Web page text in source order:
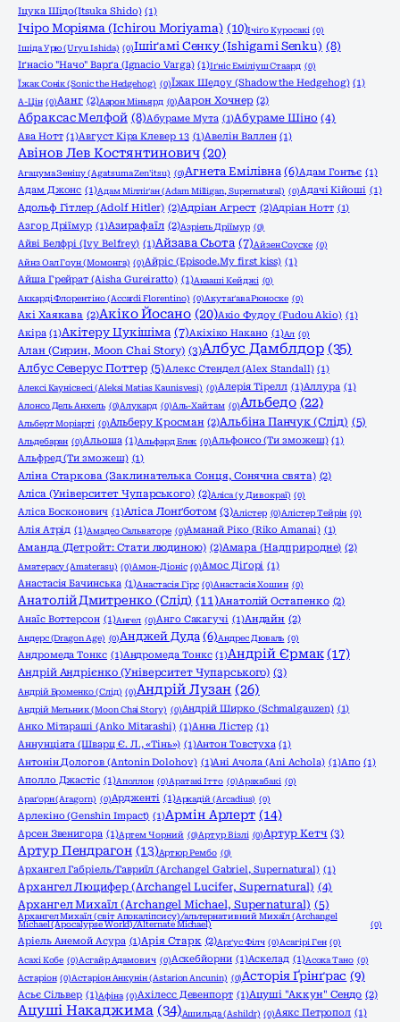
Іцука Шідо(Itsuka Shido) (1)
Ічіро Моріяма (Ichirou Moriyama) (10)Ічіґо Куросакі (0)
Ішіда Урю (Uryu Ishida) (0)Ішіґамі Сенку (Ishigami Senku) (8)
Іґнасіо "Начо" Варґа (Ignacio Varga) (1)Іґніс Еміліуш Стаард (0)
Їжак Сонік (Sonic the Hedgehog) (0)Їжак Шедоу (Shadow the Hedgehog) (1)
А-Цін (0)Аанг (2)Аарон Міньярд (0)Аарон Хочнер (2)
Абраксас Мелфой (8)Абураме Мута (1)Абураме Шіно (4)
Ава Нотт (1)Август Кіра Клевер 13 (1)Авелін Валлен (1)
Авінов Лев Костянтинович (20)
Агацума Зеніцу (Agatsuma Zen'itsu) (0)Агнета Емілівна (6)Адам Гонтьє (1)
Адам Джонс (1)Адам Мілліґан (Adam Milligan, Supernatural) (0)Адачі Кійоші (1)
Адольф Гітлер (Adolf Hitler) (2)Адріан Агрест (2)Адріан Нотт (1)
Азгор Дріїмур (1)Азирафаїл (2)Азріель Дріїмур (0)
Айві Белфрі (Ivy Belfrey) (1)Айзава Сьота (7)Айзен Соуске (0)
Айнз Оал Гоун (Момонга) (0)Айріс (Episode.My first kiss) (1)
Айша Грейрат (Aisha Gureiratto) (1)Акааші Кейджі (0)
Аккарді Флорентіно (Accardi Florentino) (0)Акутаґава Рюноске (0)
Акі Хаякава (2)Акіко Йосано (20)Акіо Фудоу (Fudou Akio) (1)
Акіра (1)Акітеру Цукішіма (7)Акіхіко Накано (1)Ал (0)
Алан (Сирин, Moon Chai Story) (3)Албус Дамблдор (35)
Албус Северус Поттер (5)Алекс Стендел (Alex Standall) (1)
Алексі Каунісвесі (Aleksi Matias Kaunisvesi) (0)Алерія Тірелл (1)Аллура (1)
Алонсо Дель Анхель (0)Алукард (0)Аль-Хайтам (0)Альбедо (22)
Альберт Моріарті (0)Альберу Кросман (2)Альбіна Панчук (Слід) (5)
Альдебаран (0)Альоша (1)Альфард Блек (0)Альфонсо (Ти зможеш) (1)
Альфред (Ти зможеш) (1)
Аліна Старкова (Заклинателька Сонця, Сонячна свята) (2)
Аліса (Університет Чупарського) (2)Аліса (у Дивокраї) (0)
Аліса Босконович (1)Аліса Лонґботом (3)Алістер (0)Алістер Тейрін (0)
Алія Атрід (1)Амадео Сальваторе (0)Аманай Ріко (Riko Amanai) (1)
Аманда (Детройт: Стати людиною) (2)Амара (Надприродне) (2)
Аматерасу (Amaterasu) (0)Амон-Діоніс (0)Амос Діґорі (1)
Анастасія Бачинська (1)Анастасія Гірс (0)Анастасія Хошин (0)
Анатолій Дмитренко (Слід) (11)Анатолій Остапенко (2)
Анаїс Воттерсон (1)Ангел (0)Анго Сакагучі (1)Андайн (2)
Андерс (Dragon Age) (0)Анджей Дуда (6)Андрес Дюваль (0)
Андромеда Тонкс (1)Андромеда Тонкс (1)Андрій Єрмак (17)
Андрій Андрієнко (Університет Чупарського) (3)
Андрій Броменко (Слід) (0)Андрій Лузан (26)
Андрій Мельник (Moon Chai Story) (0)Андрій Ширко (Schmalgauzen) (1)
Анко Мітараші (Anko Mitarashi) (1)Анна Лістер (1)
Аннунціата (Шварц Є. Л., «Тінь») (1)Антон Товстуха (1)
Антонін Дологов (Antonin Dolohov) (1)Ані Ачола (Ani Achola) (1)Апо (1)
Аполло Джастіс (1)Аполлон (0)Аратакі Ітто (0)Арахабакі (0)
Араґорн (Aragorn) (0)Ардженті (1)Аркадій (Arcadius) (0)
Арлекіно (Genshin Impact) (1)Армін Арлерт (14)
Арсен Звенигора (1)Артем Чорний (0)Артур Візлі (0)Артур Кетч (3)
Артур Пендрагон (13)Артюр Рембо (0)
Архангел Габріель/Гавриїл (Archangel Gabriel, Supernatural) (1)
Архангел Люцифер (Archangel Lucifer, Supernatural) (4)
Архангел Михаїл (Archangel Michael, Supernatural) (5)
Архангел Михаїл (світ Апокаліпсису)/альтернативний Михаїл (Archangel
Michael (Apocalypse World)/Alternate Michael)
(0)
Аріель Анемой Асура (1)Арія Старк (2)Арґус Філч (0)Асагірі Ген (0)
Асахі Кобе (0)Асгайр Адамович (0)Аскебйорни (1)Аскелад (1)Асока Тано (0)
Астаріон (0)Астаріон Анкунін (Astarion Ancunin) (0)Асторія Ґрінґрас (9)
Асьє Сільвер (1)Афіна (0)Ахілесс Девенпорт (1)Ацуші "Аккун" Сендо (2)
Ацуші Накаджима (34)Ашильда (Ashildr) (0)Аякс Петропол (1)